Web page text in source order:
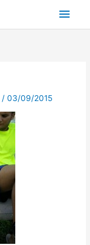
/03/09/2015